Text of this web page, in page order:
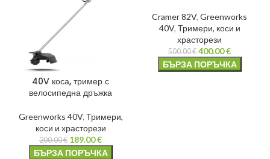
40V коса, тример с
велосипедна дръжка
Greenworks 40V, Тримери,
коси и храсторези
200.00€ 189.00€
БЪРЗА ПОРЪЧКА
Cramer 82V, Greenworks
40V, Тримери, коси и
храсторези
500.00€ 400.00€
БЪРЗА ПОРЪЧКА